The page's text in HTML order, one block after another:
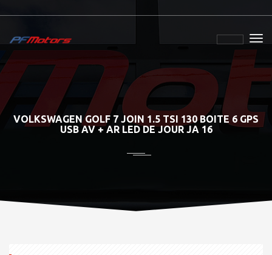
VOLKSWAGEN GOLF 7 JOIN 1.5 TSI 130 BOITE 6 GPS
USB AV + AR LED DE JOUR JA 16